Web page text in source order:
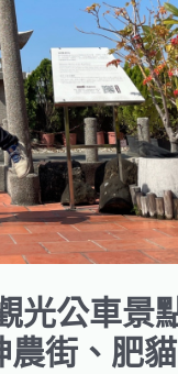
光公車景
街、肥